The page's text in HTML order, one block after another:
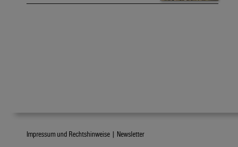
Impressum und Rechtshinweise | Newsletter